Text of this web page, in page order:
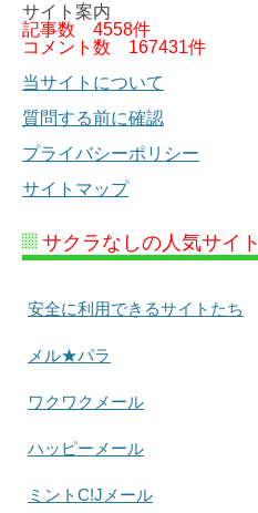
サイト案内
記事数 4558件
コメント数 167431件
当サイトについて
質問する前に確認
プライバシーポリシー
サイトマップ
サクラなしの人気サイト
安全に利用できるサイトたち
メル★パラ
ワクワクメール
ハッピーメール
ミントC!Jメール